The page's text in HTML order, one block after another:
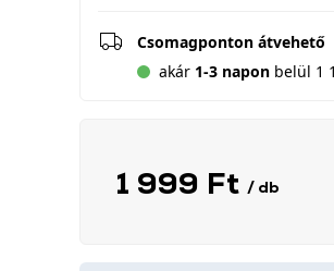
Csomagponton átvehető
akár 1-3 napon belül 1
1 999 Ft / db